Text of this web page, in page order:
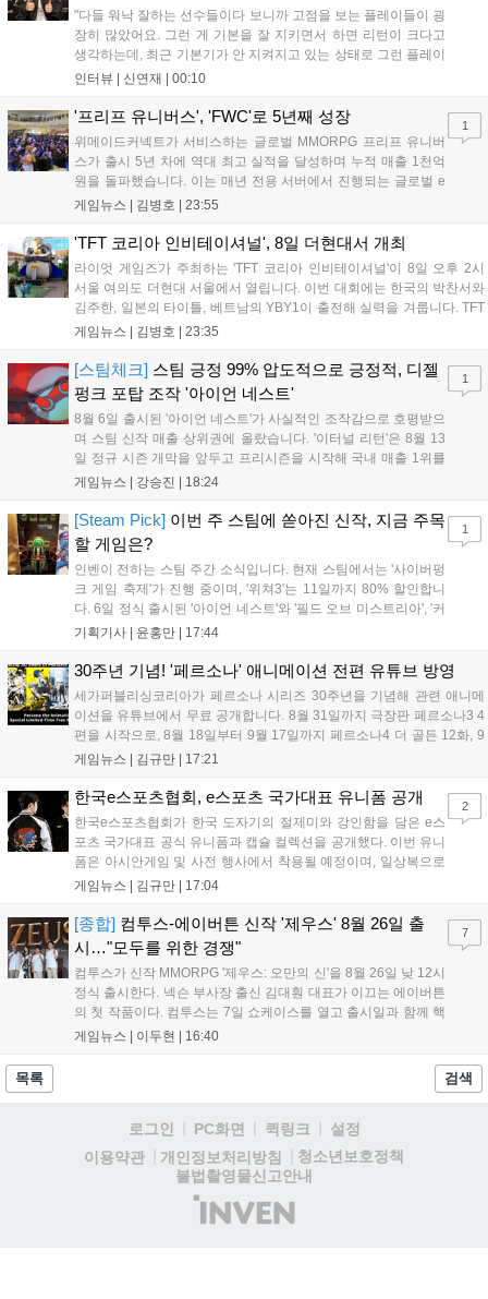
"다들 워낙 잘하는 선수들이다 보니까 고점을 보는 플레이들이 굉
장히 많았어요. 그런 게 기본을 잘 지키면서 하면 리턴이 크다고
생각하는데, 최근 기본기가 안 지켜지고 있는 상태로 그런 플레이
를 추구하다 보니까 팀적으로 안 좋은 사고가 계속 많이 났던 것
LoL 챔피언스 코리아(LCK)'...
인터뷰 | 신연재 | 00:10
'프리프 유니버스', 'FWC'로 5년째 성장
위메이드커넥트가 서비스하는 글로벌 MMORPG 프리프 유니버
스가 출시 5년 차에 역대 최고 실적을 달성하며 누적 매출 1천억
원을 돌파했습니다. 이는 매년 전용 서버에서 진행되는 글로벌 e
스포츠 대회 FWC의 영향이 큽니다. FWC는 이용자가 동일한 조
은 전년 대비 매출과 이용자 지표가 대폭 상승하는 성과를 냈습니
FWC 그랜드 파이널이 개최될 예정이며, 위메이드커넥트는 이를
통해 커뮤니티 중심의 장기 성장 모델을 지속할 방침입니다....
게임뉴스 | 김병호 | 23:55
1
'TFT 코리아 인비테이셔널', 8일 더현대서 개최
라이엇 게임즈가 주최하는 'TFT 코리아 인비테이셔널'이 8일 오후 2시
서울 여의도 더현대 서울에서 열립니다. 이번 대회에는 한국의 박찬서와
김주한, 일본의 타이틀, 베트남의 YBY1이 출전해 실력을 겨룹니다. TFT
는 소속팀 없이 개인 자격으로 참가하는 독특한 대회 구조를 가지며, 누
17일까지 이어지는 이번 행사는 신규 세트 체험과 공연 등 다양한 즐길
거리를 제공하며, 이후 현대백화점 판교점에서도 행사가 이어질 예정입
니다. 연말에는 라스베이거스 오픈이 개최됩니다....
게임뉴스 | 김병호 | 23:35
[스팀체크] 스팀 긍정 99% 압도적으로 긍정적, 디젤
펑크 포탑 조작 '아이언 네스트'
8월 6일 출시된 '아이언 네스트'가 사실적인 조작감으로 호평받으
며 스팀 신작 매출 상위권에 올랐습니다. '이터널 리턴'은 8월 13
일 정규 시즌 개막을 앞두고 프리시즌을 시작해 국내 매출 1위를
기록했습니다. 25주년을 맞은 '고스트 리콘' 시리즈는 8월 6일 쇼
'마블 투혼: 파이팅 소울즈'와 레트로 수리 시뮬레이션 '리스토
리'도 스팀에 정식 출시되었습니다....
게임뉴스 | 강승진 | 18:24
1
[Steam Pick] 이번 주 스팀에 쏟아진 신작, 지금 주목
할 게임은?
인벤이 전하는 스팀 주간 소식입니다. 현재 스팀에서는 '사이버펑
크 게임 축제'가 진행 중이며, '위쳐3'는 11일까지 80% 할인합니
다. 6일 정식 출시된 '아이언 네스트'와 '필드 오브 미스트리아', '커
세어 코브'가 호평받고 있습니다. 한편, 7일 출시된 '마블 투혼'은
다. 유비소프트의 '고스트리콘: 와일드랜드'는 7년 만의 대규모 업
기획기사 | 윤홍만 | 17:44
1
30주년 기념! '페르소나' 애니메이션 전편 유튜브 방영
세가퍼블리싱코리아가 페르소나 시리즈 30주년을 기념해 관련 애니메
이션을 유튜브에서 무료 공개합니다. 8월 31일까지 극장판 페르소나3 4
편을 시작으로, 8월 18일부터 9월 17일까지 페르소나4 더 골든 12화, 9
월 15일부터 10월 14일까지 페르소나5 시리즈가 순차 공개됩니다. 또한
영상 및 대형 전광판에 소개될 예정입니다....
게임뉴스 | 김규만 | 17:21
한국e스포츠협회, e스포츠 국가대표 유니폼 공개
한국e스포츠협회가 한국 도자기의 절제미와 강인함을 담은 e스
포츠 국가대표 공식 유니폼과 캡슐 컬렉션을 공개했다. 이번 유니
폼은 아시안게임 및 사전 행사에서 착용될 예정이며, 일상복으로
구성된 컬렉션은 오는 8월 28일부터 골스튜디오 공식 홈페이지
서는 대회 규정에 따라 별도의 유니폼을 착용할 계획이다....
게임뉴스 | 김규만 | 17:04
2
[종합] 컴투스-에이버튼 신작 '제우스' 8월 26일 출
시…"모두를 위한 경쟁"
컴투스가 신작 MMORPG '제우스: 오만의 신'을 8월 26일 낮 12시
정식 출시한다. 넥슨 부사장 출신 김대훤 대표가 이끄는 에이버튼
의 첫 작품이다. 컴투스는 7일 쇼케이스를 열고 출시일과 함께 핵
심 콘텐츠, 유료화 정책, 운영 방향을 공개했다. 캐릭터명 선점은
게임뉴스 | 이두현 | 16:40
7
목록 검색
로그인 PC화면 퀵링크
설정
이용약관
개인정보처리방침
청소년보호정책
불법촬영물신고안내
(주)
인